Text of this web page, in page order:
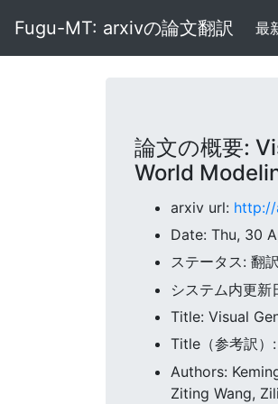
Fugu-MT: arxivの論文翻訳 最
論文の概要:
World
arxiv url: http://
Date: Thu, 30
ステータス: 翻
システム内更
Title: Visual
Title（参考訳）
Authors:
Ziting Wang,